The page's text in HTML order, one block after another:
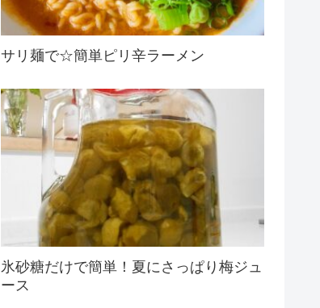
サリ麺で☆簡単ピリ辛ラーメン
氷砂糖だけで簡単！夏にさっぱり梅ジュ
ース